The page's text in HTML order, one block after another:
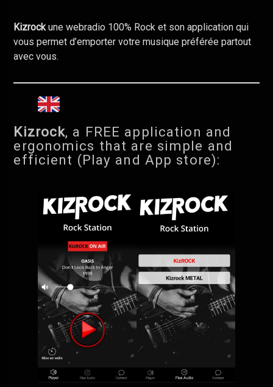
Kizrockune webradio 100% Rock et son application qui
vous permet d’emporter votre musique préférée partout
avec vous.
Kizrock, a FREE application and
ergonomics that are simple and
efficient (Play and App store):